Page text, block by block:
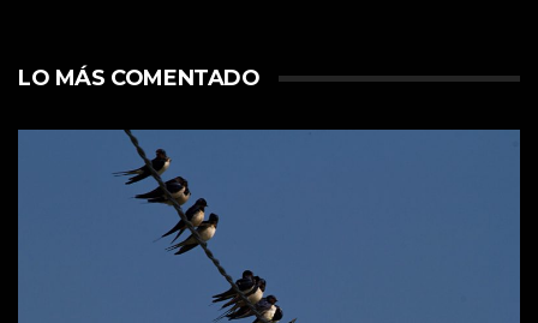
LO MÁS COMENTADO